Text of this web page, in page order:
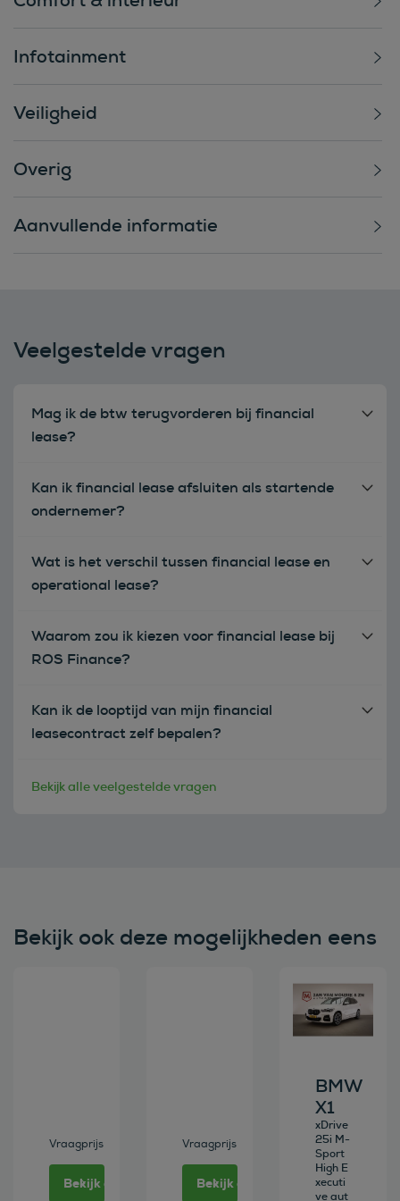
Infotainment
Veiligheid
Overig
Aanvullende informatie
Veelgestelde vragen
Mag ik de btw terugvorderen bij financial
lease?
Kan ik financial lease afsluiten als startende
ondernemer?
Wat is het verschil tussen financial lease en
operational lease?
Waarom zou ik kiezen voor financial lease bij
ROS Finance?
Kan ik de looptijd van mijn financial
leasecontract zelf bepalen?
Bekijk alle veelgestelde vragen
Bekijk ook deze mogelijkheden eens
Vraagprijs
Bekijk deze auto
Vraagprijs
Bekijk deze auto
Bekijk deze
BMW
X1
xDrive
25i M-
Sport
High E
xecuti
ve aut